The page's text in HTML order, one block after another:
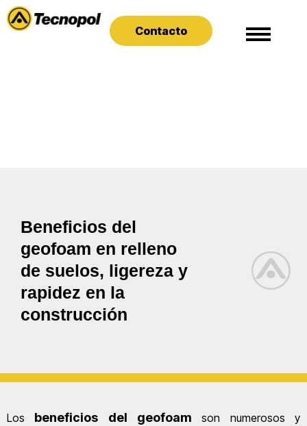
Contacto
Beneficios del
geofoam en relleno
de suelos, ligereza y
rapidez en la
construcción
Los beneficios del geofoam son numerosos y